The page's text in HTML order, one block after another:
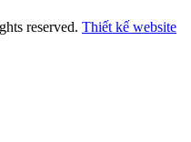
reserved. Thiết kế website